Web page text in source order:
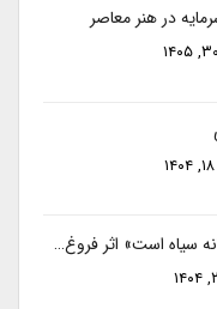
در هنر معاصر
سیاه است» اثر فروغ…